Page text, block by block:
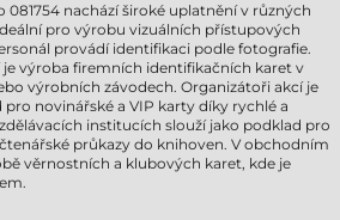
081754 nachází široké uplatnění v různých
pro výrobu vizuálních přístupových
provádí identifikaci podle fotografie.
výroba firemních identifikačních karet v
výrobních závodech. Organizátoři akcí je
novinářské a VIP karty díky rychlé a
institucích slouží jako podklad pro
průkazy do knihoven. V obchodním
věrnostních a klubových karet, kde je